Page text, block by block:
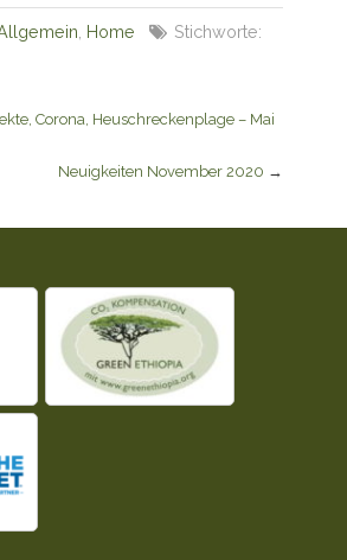
Home
Stichworte:
Corona, Heuschreckenplage – Mai
Neuigkeiten November 2020 →